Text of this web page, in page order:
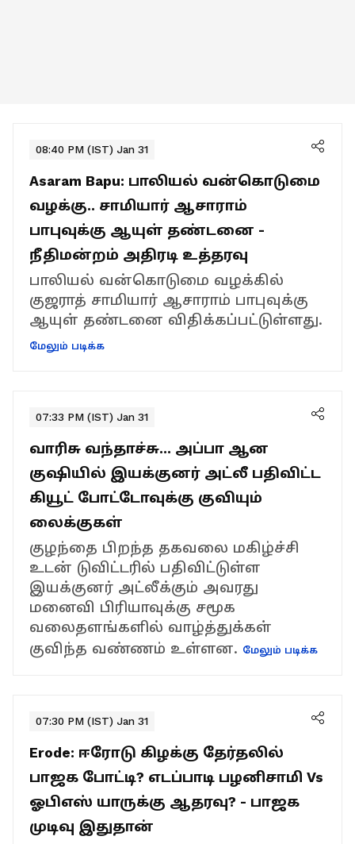
08:40 PM (IST) Jan 31
Asaram Bapu: பாலியல் வன்கொடுமை
வழக்கு.. சாமியார் ஆசாராம்
பாபுவுக்கு ஆயுள் தண்டனை -
நீதிமன்றம் அதிரடி உத்தரவு
பாலியல் வன்கொடுமை வழக்கில்
குஜராத் சாமியார் ஆசாராம் பாபுவுக்கு
ஆயுள் தண்டனை விதிக்கப்பட்டுள்ளது.
மேலும் படிக்க
07:33 PM (IST) Jan 31
வாரிசு வந்தாச்சு... அப்பா ஆன
குஷியில் இயக்குனர் அட்லீ பதிவிட்ட
கியூட் போட்டோவுக்கு குவியும்
லைக்குகள்
குழந்தை பிறந்த தகவலை மகிழ்ச்சி
உடன் டுவிட்டரில் பதிவிட்டுள்ள
இயக்குனர் அட்லீக்கும் அவரது
மனைவி பிரியாவுக்கு சமூக
வலைதளங்களில் வாழ்த்துக்கள்
குவிந்த வண்ணம் உள்ளன. மேலும் படிக்க
07:30 PM (IST) Jan 31
Erode: ஈரோடு கிழக்கு தேர்தலில்
பாஜக போட்டி? எடப்பாடி பழனிசாமி Vs
ஓபிஎஸ் யாருக்கு ஆதரவு? - பாஜக
முடிவு இதுதான்